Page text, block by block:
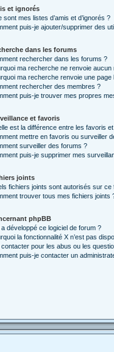
et ignorés
sont mes listes d’amis et d’ignorés ?
puis-je ajouter/supprimer des
dans les forums
rechercher dans les forums ?
ma recherche ne renvoie aucun
ma recherche renvoie une page
rechercher des membres ?
puis-je trouver mes propres
et favoris
est la différence entre les favoris
mettre en favoris ou surveiller
surveiller des forums ?
puis-je supprimer mes
joints
fichiers joints sont autorisés sur ce
trouver tous mes fichiers joints
phpBB
a développé ce logiciel de forum ?
la fonctionnalité X n’est pas
contacter pour les abus ou les
puis-je contacter un